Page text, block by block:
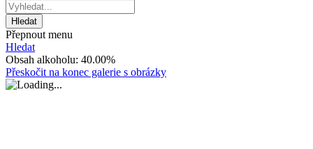
Hledat
Přepnout menu
Hledat
Obsah alkoholu: 40.00%
Přeskočit na konec galerie s obrázky